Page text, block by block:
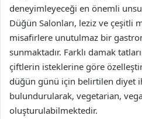
deneyimleyeceği en önemli
Düğün Salonları, leziz ve çeşitli
misafirlere unutulmaz bir
sunmaktadır. Farklı damak
çiftlerin isteklerine göre
düğün günü için belirtilen diyet
bulundurularak, vegetarian,
oluşturulabilmektedir.